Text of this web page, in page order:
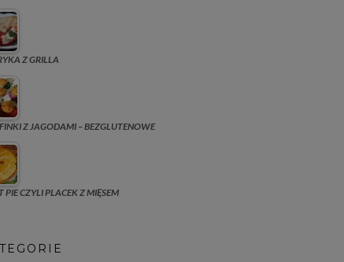
Z GRILLA
Z JAGODAMI – BEZGLUTENOWE
PIE CZYLI PLACEK Z MIĘSEM